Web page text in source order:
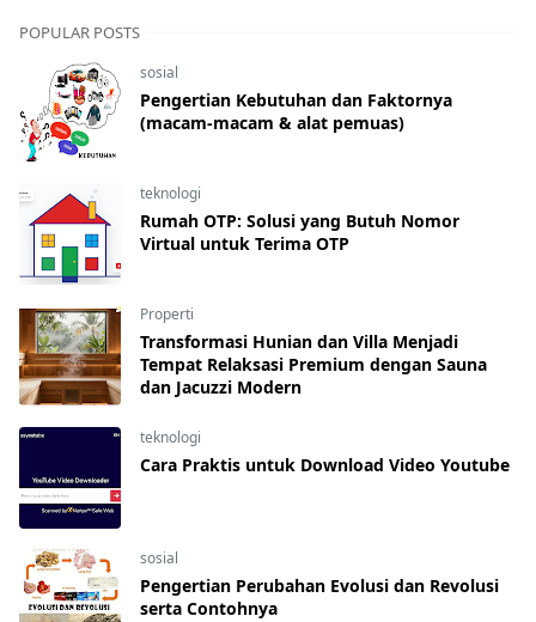
POPULAR POSTS
sosial
Pengertian Kebutuhan dan Faktornya
(macam-macam & alat pemuas)
teknologi
Rumah OTP: Solusi yang Butuh Nomor
Virtual untuk Terima OTP
Properti
Transformasi Hunian dan Villa Menjadi
Tempat Relaksasi Premium dengan Sauna
dan Jacuzzi Modern
teknologi
Cara Praktis untuk Download Video Youtube
sosial
Pengertian Perubahan Evolusi dan Revolusi
serta Contohnya